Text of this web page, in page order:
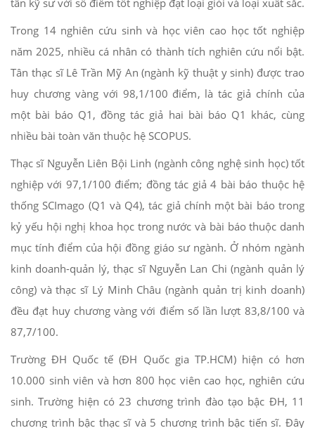
tân kỹ sư với số điểm tốt nghiệp đạt loại giỏi và loại xuất sắc.
Trong 14 nghiên cứu sinh và học viên cao học tốt nghiệp
năm 2025, nhiều cá nhân có thành tích nghiên cứu nổi bật.
Tân thạc sĩ Lê Trần Mỹ An (ngành kỹ thuật y sinh) được trao
huy chương vàng với 98,1/100 điểm, là tác giả chính của
một bài báo Q1, đồng tác giả hai bài báo Q1 khác, cùng
nhiều bài toàn văn thuộc hệ SCOPUS.
Thạc sĩ Nguyễn Liên Bội Linh (ngành công nghệ sinh học) tốt
nghiệp với 97,1/100 điểm; đồng tác giả 4 bài báo thuộc hệ
thống SCImago (Q1 và Q4), tác giả chính một bài báo trong
kỷ yếu hội nghị khoa học trong nước và bài báo thuộc danh
mục tính điểm của hội đồng giáo sư ngành. Ở nhóm ngành
kinh doanh-quản lý, thạc sĩ Nguyễn Lan Chi (ngành quản lý
công) và thạc sĩ Lý Minh Châu (ngành quản trị kinh doanh)
đều đạt huy chương vàng với điểm số lần lượt 83,8/100 và
87,7/100.
Trường ĐH Quốc tế (ĐH Quốc gia TP.HCM) hiện có hơn
10.000 sinh viên và hơn 800 học viên cao học, nghiên cứu
sinh. Trường hiện có 23 chương trình đào tạo bậc ĐH, 11
chương trình bậc thạc sĩ và 5 chương trình bậc tiến sĩ. Đây